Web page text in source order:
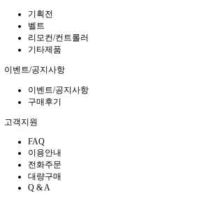
기획전
벨트
리모컨/컨트롤러
기타제품
이벤트/공지사항
이벤트/공지사항
구매후기
고객지원
FAQ
이용안내
전화주문
대량구매
Q & A